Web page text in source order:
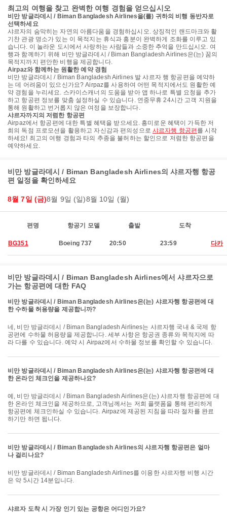
최고의 여행을 찾고 완벽한 여행 경험을 얻으십시오
비만 방글라데시 / Biman Bangladesh Airlines을(를) 귀하의 비행 동반자로
선택하세요
샤르자의 숨막히는 자연의 아름다움을 경험하십시오. 상징적인 랜드마크와 활
기찬 관광 명소가 있는 이 목적지는 휴식과 흥분이 완벽하게 조화를 이루고 있
습니다. 이 놀라운 도시에서 사랑하는 사람들과 소중한 추억을 만드십시오. 여
행과 함께하기 위해 비만 방글라데시 / Biman Bangladesh Airlines은(는) 꿈의
목적지까지 편안한 비행을 제공합니다.
Airpaz와 함께하는 원활한 예약 경험
비만 방글라데시 / Biman Bangladesh Airlines 발 샤르자 행 항공편을 예약하
는 데 어려움이 있으신가요? Airpaz를 사용하여 어떤 목적지에서도 원활한 예
약 경험을 누리세요. 스카이스캐너의 도움을 받아 앱 하나로 특별 요청을 추가
하고 항공편 정보를 맞춤 설정하실 수 있습니다. 연중무휴 24시간 고객 지원을
통해 원활하고 번거롭지 않은 여정을 보장합니다.
샤르자까지의 저렴한 항공편
Airpaz에서 항공편에 대한 특별 혜택을 받으세요. 흥미로운 혜택이 가득한 저
희의 독점 프로모션을 활용하고 자신감과 편의성으로 샤르자행 항공편 를 시작
하세요! 최고의 여행 경험과 타의 추종을 불허하는 할인으로 저렴한 항공편을
예약하세요.
비만 방글라데시 / Biman Bangladesh Airlines의 샤르자행 항공
편 일정을 확인하세요
8월 7일 (금)8월 9일 (일)8월 10일 (월)
편명 항공기 모델 출발 도착
BG351 Boeing 737 20:50 23:59 다카
비만 방글라데시 / Biman Bangladesh Airlines에서 샤르자으로
가는 항공편에 대한 FAQ
비만 방글라데시 / Biman Bangladesh Airlines은(는) 샤르자행 항공편에 대
한 수하물 허용량을 제공합니까?
네, 비만 방글라데시 / Biman Bangladesh Airlines는 샤르자행 국내 & 국제 항
공편에 수하물 허용량을 제공합니다. 세부 사항은 항공권 종류와 목적지에 따
라 다를 수 있습니다. 예약 시 Airpaz에서 수하물 정보를 확인할 수 있습니다.
비만 방글라데시 / Biman Bangladesh Airlines은(는) 샤르자행 항공편에 대
한 온라인 체크인을 제공하나요?
예, 비만 방글라데시 / Biman Bangladesh Airlines은(는) 샤르자행 항공편에 대
한 온라인 체크인을 제공하므로, 고객님께서는 저희 플랫폼을 통해 편리하게
항공편에 체크인하실 수 있습니다. Airpaz에 제공된 지침을 따라 절차를 완료
하기만 하면 됩니다.
비만 방글라데시 / Biman Bangladesh Airlines의 샤르자행 항공편은 얼마
나 걸리나요?
비만 방글라데시 / Biman Bangladesh Airlines를 이용한 샤르자행 비행 시간
은 약 5시간 14분입니다.
샤르자 도착 시 가장 인기 있는 공항은 어디인가요?